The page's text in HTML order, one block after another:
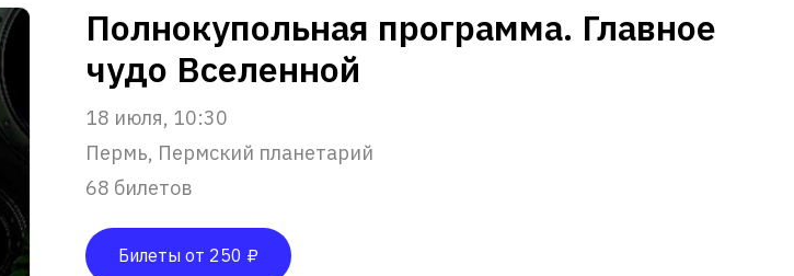
Полнокупольная программа. Главное
чудо Вселенной
18 июля, 10:30
Пермь, Пермский планетарий
68 билетов
Билеты от 250 ₽